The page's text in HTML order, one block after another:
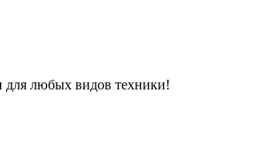
любых видов техники!